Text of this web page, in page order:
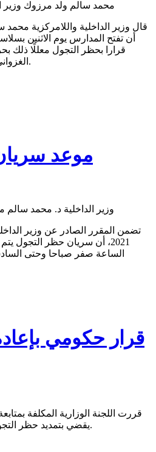
قال وزير الداخلية واللامركزية
أن تفتح المدارس يوم الاثنين
قرارا بحظر التجول معللًا ذلك
الغزواني على استمرار الحياة العادية.
موعد
الساعة صفر صباحا وحتى
قرار حكومي
يقضي بتمديد حظر التجول وإعادته إلى منتصف الليل.